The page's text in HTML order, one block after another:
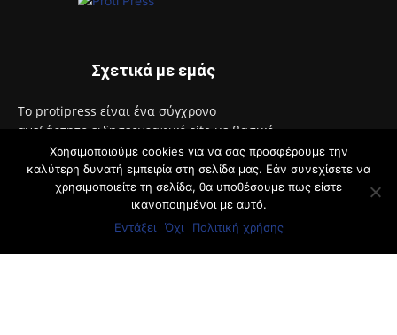
Σχετικά με εμάς
Το protipress είναι ένα σύγχρονο
ανεξάρτητο ειδησεογραφικό site με βασικό
στόχο την έγκυρη και έγκαιρη ενημέρωση
των πολιτών. Θα ενημερώνει με συνεχή ροή
για θέματα αυτοδιοίκησης, πολιτικής,
οικονομίας, κοινωνίας, διεθνή, υγείας,
αθλητικά, auto moto, life style.
Χρησιμοποιούμε cookies για να σας προσφέρουμε την
καλύτερη δυνατή εμπειρία στη σελίδα μας. Εάν συνεχίσετε να
χρησιμοποιείτε τη σελίδα, θα υποθέσουμε πως είστε
ικανοποιημένοι με αυτό.
Εντάξει
Όχι Πολιτική χρήσης